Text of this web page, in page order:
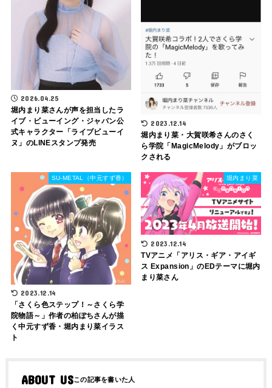
2026.04.25
堀内まり菜さんが声を担当したラ
イブ・ビューイング・ジャパン公
式キャラクター「ライブビューイ
ヌ」のLINEスタンプ発売
2023.12.14
堀内まり菜・大賀咲希さんのさく
ら学院「MagicMelody」がブロッ
クされる
SU-METAL（中元すず香）
2023.12.14
「さくら色ステップ！～さくら学
院物語～」作者の柏ぽちさんが描
く中元すず香・堀内まり菜イラス
ト
堀内まり菜
2023.12.14
TVアニメ「アリス・ギア・アイギ
ス Expansion」のEDテーマに堀内
まり菜さん
ABOUT US